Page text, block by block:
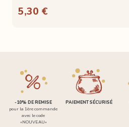
5,30 €
-10% DE REMISE
pour la 1ère commande
avec le code
«NOUVEAU»
PAIEMENT SÉCURISÉ